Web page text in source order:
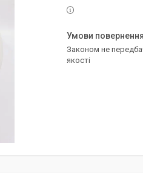
Законом не передбачено повернення та обмін даного товару належної
якості